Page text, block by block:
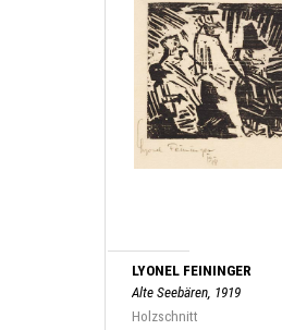
LYONEL FEININGER
Alte Seebären, 1919
Holzschnitt